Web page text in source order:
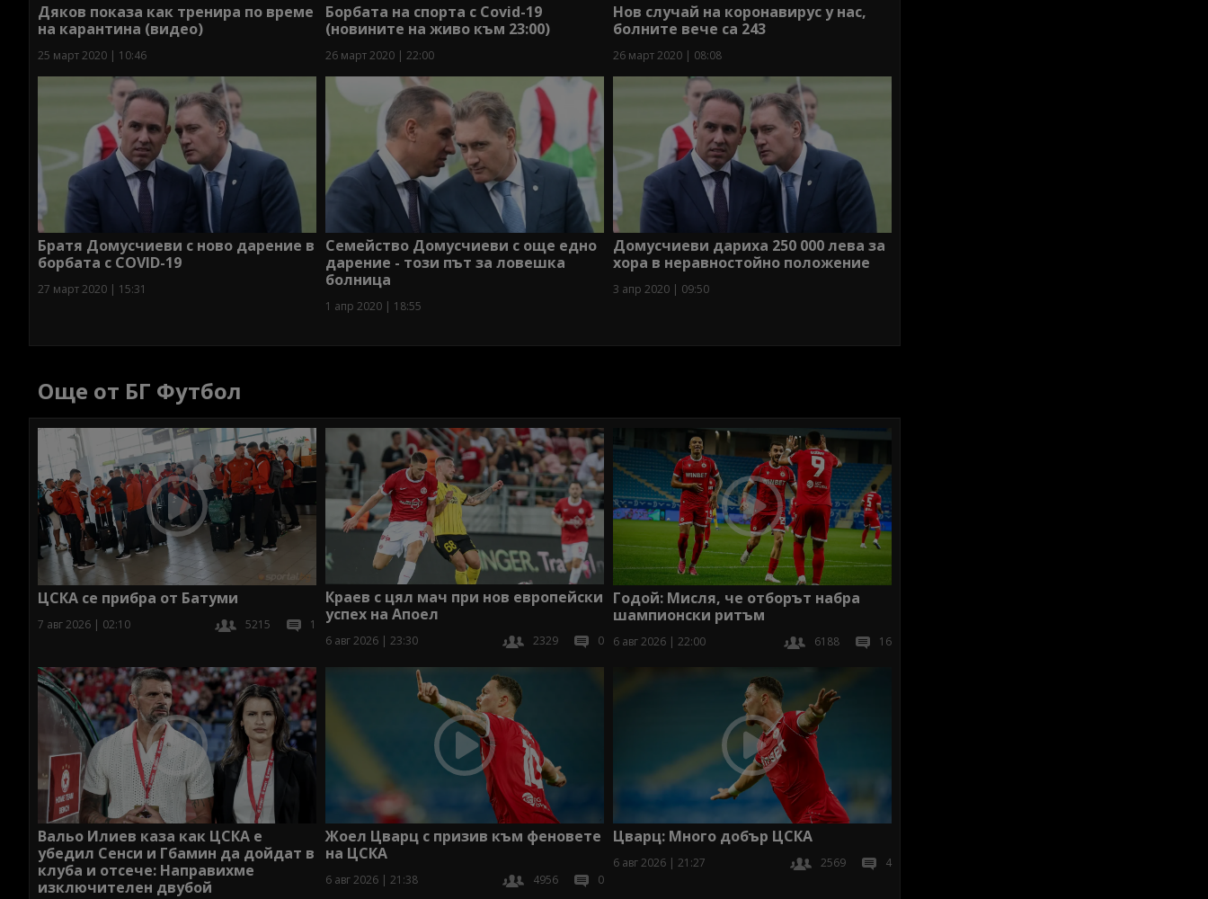
Дяков показа как тренира по време
на карантина (видео)
25 март 2020 | 10:46
Борбата на спорта с Covid-19
(новините на живо към 23:00)
26 март 2020 | 22:00
Нов случай на коронавирус у нас,
болните вече са 243
26 март 2020 | 08:08
Братя Домусчиеви с ново дарение в
борбата с COVID-19
27 март 2020 | 15:31
Семейство Домусчиеви с още едно
дарение - този път за ловешка
болница
1 апр 2020 | 18:55
Домусчиеви дариха 250 000 лева за
хора в неравностойно положение
3 апр 2020 | 09:50
Още от БГ Футбол
ЦСКА се прибра от Батуми
7 авг 2026 | 02:10 5215 1
Краев с цял мач при нов европейски
успех на Апоел
6 авг 2026 | 23:30 2329 0
Годой: Мисля, че отборът набра
шампионски ритъм
6 авг 2026 | 22:00 6188 16
Вальо Илиев каза как ЦСКА е
убедил Сенси и Гбамин да дойдат в
клуба и отсече: Направихме
изключителен двубой
Жоел Цварц с призив към феновете
на ЦСКА
6 авг 2026 | 21:38 4956 0
Цварц: Много добър ЦСКА
6 авг 2026 | 21:27 2569 4